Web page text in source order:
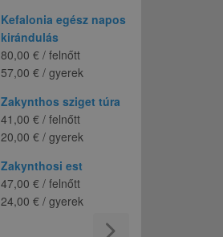
Kefalonia egész napos
kirándulás
80,00 € / felnőtt
57,00 € / gyerek
Zakynthos sziget túra
41,00 € / felnőtt
20,00 € / gyerek
Zakynthosi est
47,00 € / felnőtt
24,00 € / gyerek